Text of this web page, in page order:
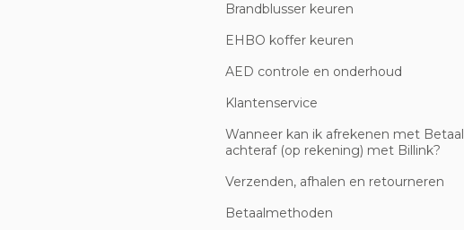
Brandblusser keuren
EHBO koffer keuren
AED controle en onderhoud
Klantenservice
Wanneer kan ik afrekenen met Betaal
achteraf (op rekening) met Billink?
Verzenden, afhalen en retourneren
Betaalmethoden